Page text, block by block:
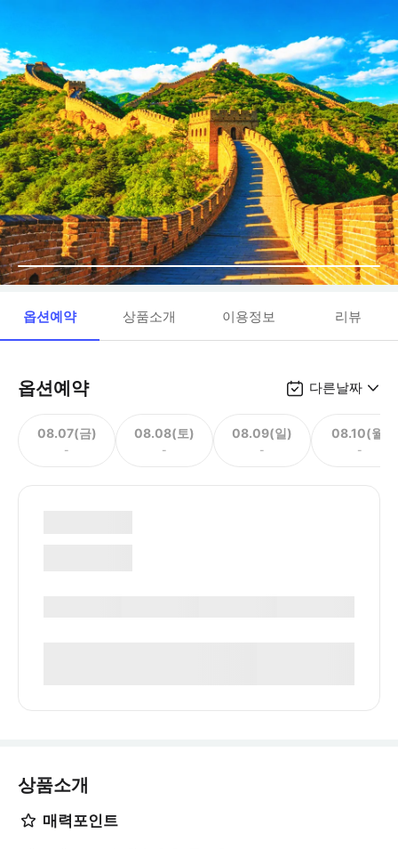
옵션예약 상품소개 이용정보 리뷰
옵션예약 다른날짜
08.07(금)
-
08.08(토)
-
08.09(일)
-
08.10(월)
-
상품소개
매력포인트